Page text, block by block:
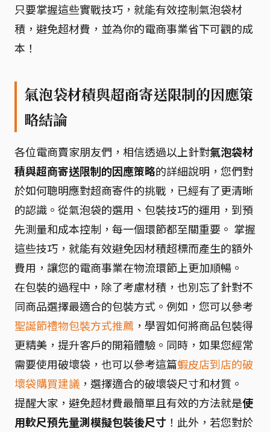
只要掌握這些實戰技巧，就能有效控制氣泡袋材
積，避免超材費，並為你的電商事業省下可觀的成
本！
氣泡袋材積與超商寄送限制的因應策
略結論
各位電商賣家朋友們，相信透過以上針對氣泡袋材
積與超商寄送限制的因應策略的詳細說明，您們對
於如何聰明應對超商寄件的挑戰，已經有了更清晰
的認識。從氣泡袋的選用、包裝技巧的運用，到預
先測量和成本控制，每一個環節都至關重要。 掌握
這些技巧，就能有效避免因材積超標而產生的額外
費用，讓您的電商事業在物流環節上更加順暢。
在包裝的過程中，除了考慮材積，也別忘了針對不
同商品選擇最適合的包裝方式。例如，您可以參考
聖誕節禮物包裝方式推薦 ，學習如何將商品包裝得
更精美，提升客戶的開箱體驗。同時，如果您經常
需要使用破壞袋，也可以參考這篇蝦皮店到店的破
壞袋購買建議 ，選擇適合的破壞袋尺寸和材質。
提醒大家，避免超材費最簡單且有效的方法就是使
用軟尺預先量測模擬包裝後尺寸 ！此外，若您對於